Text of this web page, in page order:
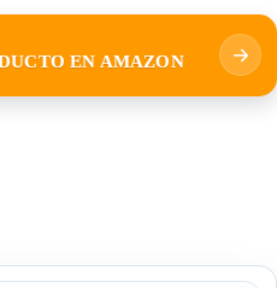
EN AMAZON